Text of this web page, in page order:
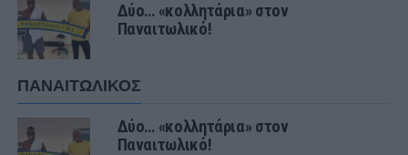
Δύο… «κολλητάρια» στον
Παναιτωλικό!
ΠΑΝΑΙΤΩΛΙΚΟΣ
Δύο… «κολλητάρια» στον
Παναιτωλικό!